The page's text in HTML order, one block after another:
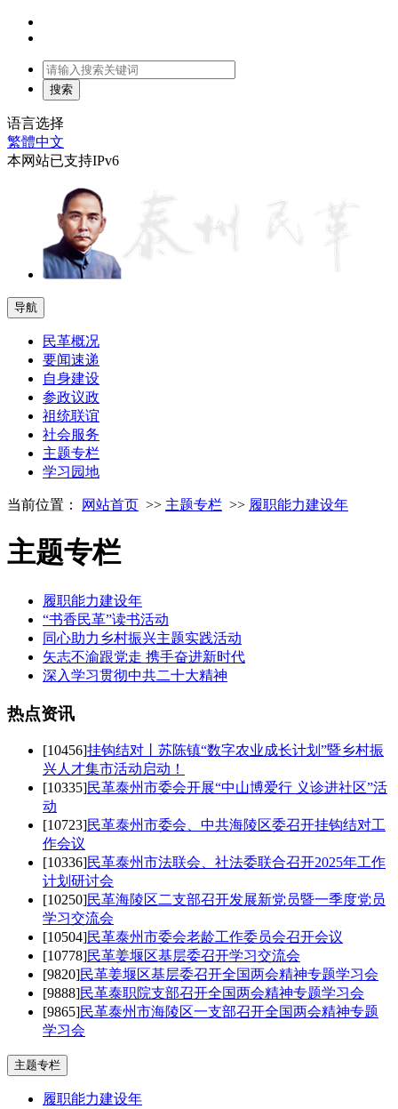
语言选择
繁體中文
本网站已支持IPv6
导航
民革概况
要闻速递
自身建设
参政议政
祖统联谊
社会服务
主题专栏
学习园地
当前位置： 网站首页 >> 主题专栏 >> 履职能力建设年
主题专栏
履职能力建设年
“书香民革”读书活动
同心助力乡村振兴主题实践活动
矢志不渝跟党走 携手奋进新时代
深入学习贯彻中共二十大精神
热点资讯
[10456]挂钩结对丨苏陈镇“数字农业成长计划”暨乡村振
兴人才集市活动启动！
[10335]民革泰州市委会开展“中山博爱行 义诊进社区”活
动
[10723]民革泰州市委会、中共海陵区委召开挂钩结对工
作会议
[10336]民革泰州市法联会、社法委联合召开2025年工作
计划研讨会
[10250]民革海陵区二支部召开发展新党员暨一季度党员
学习交流会
[10504]民革泰州市委会老龄工作委员会召开会议
[10778]民革姜堰区基层委召开学习交流会
[9820]民革姜堰区基层委召开全国两会精神专题学习会
[9888]民革泰职院支部召开全国两会精神专题学习会
[9865]民革泰州市海陵区一支部召开全国两会精神专题
学习会
主题专栏
履职能力建设年